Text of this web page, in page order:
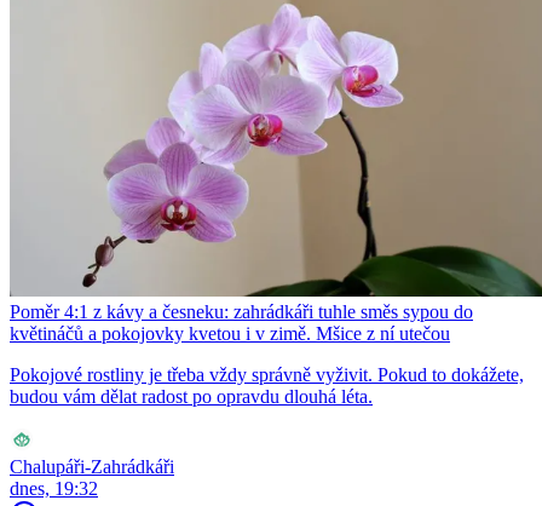
Poměr 4:1 z kávy a česneku: zahrádkáři tuhle směs sypou do
květináčů a pokojovky kvetou i v zimě. Mšice z ní utečou
Pokojové rostliny je třeba vždy správně vyživit. Pokud to dokážete,
budou vám dělat radost po opravdu dlouhá léta.
Chalupáři-Zahrádkáři
dnes, 19:32